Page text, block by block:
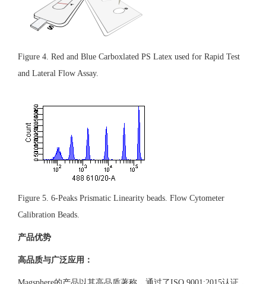
Figure 4. Red and Blue Carboxlated PS Latex used for Rapid Test
and Lateral Flow Assay.
Figure 5. 6-Peaks Prismatic Linearity beads. Flow Cytometer
Calibration Beads.
产品优势
高品质与广泛应用：